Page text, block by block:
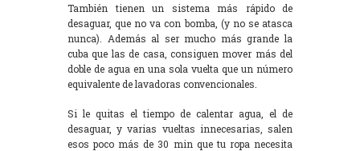
También tienen un sistema más rápido de
desaguar, que no va con bomba, (y no se atasca
nunca). Además al ser mucho más grande la
cuba que las de casa, consiguen mover más del
doble de agua en una sola vuelta que un número
equivalente de lavadoras convencionales.
Si le quitas el tiempo de calentar agua, el de
desaguar, y varias vueltas innecesarias, salen
esos poco más de 30 min que tu ropa necesita